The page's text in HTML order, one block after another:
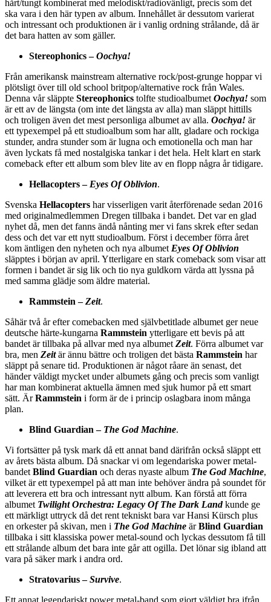
hårt/tungt kombinerat med melodiskt/radiovänligt, precis som det
ska vara i den här typen av album. Innehållet är dessutom varierat
och intressant och produktionen är i vanlig ordning strålande, då är
det bara hatten av som gäller.
Stereophonics – Oochya!
Från amerikansk mainstream alternative rock/post-grunge hoppar vi
plötsligt över till old school britpop/alternative rock från Wales.
Denna vår släppte Stereophonics tolfte studioalbumet Oochya! som
är ett av de längsta (om inte det längsta av alla) man släppt hittills
och troligen även det mest personliga albumet av alla. Oochya! är
ett typexempel på ett studioalbum som har allt, gladare och rockiga
stunder, andra stunder som är lugna och emotionella och man har
även lyckats få med nostalgiska tankar i det hela. Helt klart en stark
comeback efter ett album som blev lite av en flopp några år tidigare.
Hellacopters – Eyes Of Oblivion.
Svenska Hellacopters har visserligen varit återförenade sedan 2016
med originalmedlemmen Dregen tillbaka i bandet. Det var en glad
nyhet då, men det fanns ändå nånting mer vi fans skrek efter sedan
dess och det var ett nytt studioalbum. Först i december förra året
kom äntligen den nyheten och nya albumet Eyes Of Oblivion
släpptes i början av april. Ytterligare en stark comeback som visar att
formen i bandet är sig lik och tio nya guldkorn värda att lyssna på
med samma glädje som äldre material.
Rammstein –Zeit.
Såhär två år efter comebacken med självbetitlade albumet ger neue
deutsche härte-kungarna Rammstein ytterligare ett bevis på att
bandet är tillbaka på allvar med nya albumet Zeit. Förra albumet var
bra, men Zeitär ännu bättre och troligen det bästa Rammstein har
släppt på senare tid. Produktionen är något råare än senast, det
händer väldigt mycket under albumets gång och precis som vanligt
har man kombinerat aktuella ämnen med sjuk humor på ett smart
sätt. ÄrRammstein i form är de i princip oslagbara inom många
plan.
Blind Guardian – The God Machine.
Vi fortsätter på tysk mark då ett annat band därifrån också släppt ett
av årets bästa album. Då snackar vi om legendariska power metal-
bandet Blind Guardian och deras nyaste album The God Machine,
vilket är ett typexempel på att man inte behöver ändra på soundet för
att leverera ett bra och intressant nytt album. Kan förstå att förra
albumet Twilight Orchestra: Legacy Of The Dark Landkunde ge
ett märkligt uttryck då det rent tekniskt bara var Hansi Kürsch plus
en orkester på skivan, men i The God Machine ärBlind Guardian
tillbaka i sitt klassiska power metal-sound och lyckas dessutom få till
ett strålande album det bara inte går att ogilla. Det lönar sig ibland att
vara på säker mark i andra ord.
Stratovarius –Survive.
Ett annat legendariskt power metal-band som gjort väldigt bra ifrån